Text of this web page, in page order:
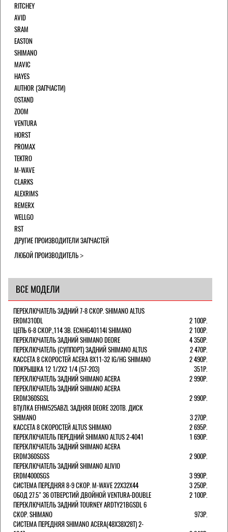
RITCHEY
AVID
SRAM
EASTON
SHIMANO
MAVIC
HAYES
AUTHOR (ЗАПЧАСТИ)
OSTAND
ZOOM
VENTURA
HORST
PROMAX
TEKTRO
M-WAVE
CLARKS
ALEXRIMS
REMERX
WELLGO
RST
ДРУГИЕ ПРОИЗВОДИТЕЛИ ЗАПЧАСТЕЙ
ЛЮБОЙ ПРОИЗВОДИТЕЛЬ
ВСЕ МОДЕЛИ
ПЕРЕКЛЮЧАТЕЛЬ ЗАДНИЙ 7-8 СКОР. SHIMANO ALTUS
ERDM310DL
2 100Р.
ЦЕПЬ 6-8 СКОР.,114 ЗВ. ECNHG40114I SHIMANO
2 100Р.
ПЕРЕКЛЮЧАТЕЛЬ ЗАДНИЙ SHIMANO DEORE
4 350Р.
ПЕРЕКЛЮЧАТЕЛЬ (СУППОРТ) ЗАДНИЙ SHIMANO ALTUS
2 470Р.
КАССЕТА 8 СКОРОСТЕЙ ACERA 8Х11-32 IG/HG SHIMANO
2 490Р.
ПОКРЫШКА 12 1/2X2 1/4 (57-203)
351Р.
ПЕРЕКЛЮЧАТЕЛЬ ЗАДНИЙ SHIMANO ACERA
2 990Р.
ПЕРЕКЛЮЧАТЕЛЬ ЗАДНИЙ SHIMANO ACERA
ERDM360SGSL
2 990Р.
ВТУЛКА EFHM525ABZL ЗАДНЯЯ DEORE 32ОТВ. ДИСК
SHIMANO
3 270Р.
КАССЕТА 8 СКОРОСТЕЙ ALTUS SHIMANO
2 695Р.
ПЕРЕКЛЮЧАТЕЛЬ ПЕРЕДНИЙ SHIMANO ALTUS 2-4041
1 690Р.
ПЕРЕКЛЮЧАТЕЛЬ ЗАДНИЙ SHIMANO ACERA
ERDM360SGSS
2 900Р.
ПЕРЕКЛЮЧАТЕЛЬ ЗАДНИЙ SHIMANO ALIVIO
ERDM4000SGS
3 990Р.
СИСТЕМА ПЕРЕДНЯЯ 8-9 СКОР. M-WAVE 22Х32Х44
3 250Р.
ОБОД 27.5" 36 ОТВЕРСТИЙ ДВОЙНОЙ VENTURA-DOUBLE
2 100Р.
ПЕРЕКЛЮЧАТЕЛЬ ЗАДНИЙ TOURNEY ARDTY21BGSDL 6
СКОР. SHIMANO
973Р.
СИСТЕМА ПЕРЕДНЯЯ SHIMANO ACERA(48Х38Х28Т) 2-